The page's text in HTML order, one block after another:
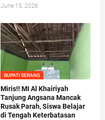
June 15, 2026
BUPATI SERANG
Miris!! MI Al Khairiyah
Tanjung Angsana Mancak
Rusak Parah, Siswa Belajar
di Tengah Keterbatasan